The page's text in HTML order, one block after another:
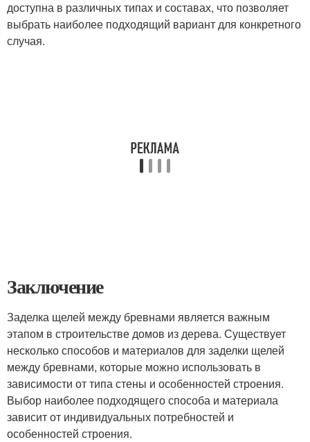
доступна в различных типах и составах, что позволяет
выбрать наиболее подходящий вариант для конкретного
случая.
Заключение
Заделка щелей между бревнами является важным
этапом в строительстве домов из дерева. Существует
несколько способов и материалов для заделки щелей
между бревнами, которые можно использовать в
зависимости от типа стены и особенностей строения.
Выбор наиболее подходящего способа и материала
зависит от индивидуальных потребностей и
особенностей строения.